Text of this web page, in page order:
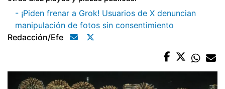
- ¡Piden frenar a Grok! Usuarios de X denuncian
manipulación de fotos sin consentimiento
Redacción/efe